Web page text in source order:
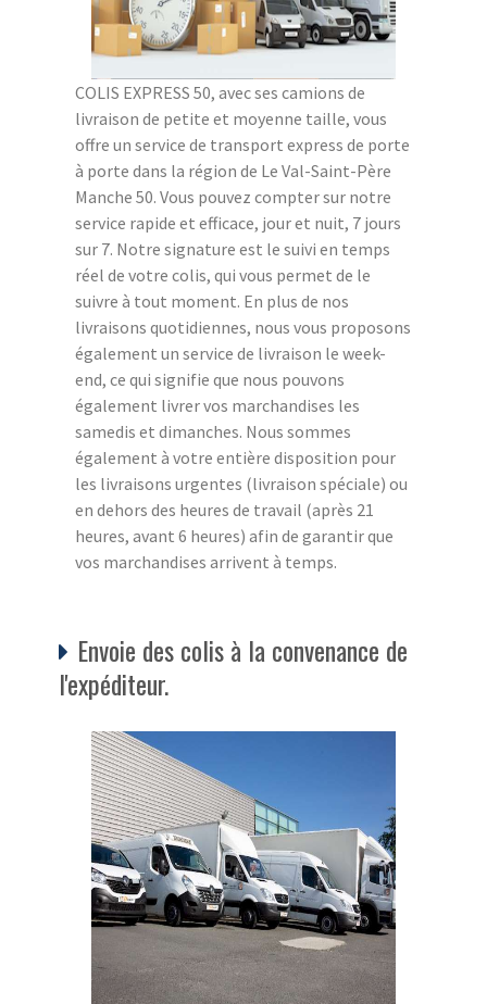
COLIS EXPRESS 50, avec ses camions de
livraison de petite et moyenne taille, vous
offre un service de transport express de porte
à porte dans la région de Le Val-Saint-Père
Manche 50. Vous pouvez compter sur notre
service rapide et efficace, jour et nuit, 7 jours
sur 7. Notre signature est le suivi en temps
réel de votre colis, qui vous permet de le
suivre à tout moment. En plus de nos
livraisons quotidiennes, nous vous proposons
également un service de livraison le week-
end, ce qui signifie que nous pouvons
également livrer vos marchandises les
samedis et dimanches. Nous sommes
également à votre entière disposition pour
les livraisons urgentes (livraison spéciale) ou
en dehors des heures de travail (après 21
heures, avant 6 heures) afin de garantir que
vos marchandises arrivent à temps.
Envoie des colis à la convenance de
l'expéditeur.